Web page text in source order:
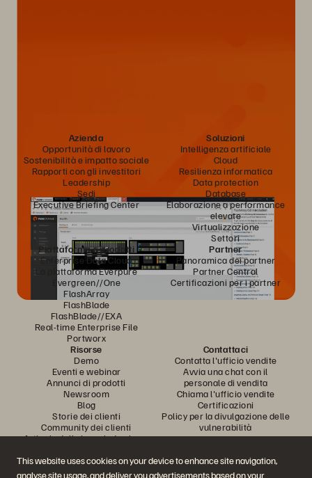
This website uses cookies on your device to enhance site navigation,
analyse site usage, and deliver you advertisements based on your
Azienda
Opportunità di lavoro
Sostenibilità e impatto sociale
Rapporti con gli investitori
Leadership
Sedi
Executive Briefing Center
Soluzioni
Intelligenza artificiale
Cloud
Resilienza informatica
Data protection
Database
Elaborazione a performance
elevate
Virtualizzazione
Settori
Piattaforma e prodotti
Enterprise Data Cloud
La piattaforma Everpure
Evergreen//One
FlashArray
FlashBlade
FlashBlade//EXA
Real-time Enterprise File
Portworx
Partner
Panoramica dei partner
Partner Central
Certificazioni per i partner
Risorse
Demo
Eventi e webinar
Annunci di prodotti
Newsroom
Blog
Storie dei clienti
Community dei clienti
Articolo della knowledge base
Contattaci
Contatta l'ufficio vendite
Avvia una chat con il
personale di vendita
Chiama l'ufficio vendite
Certificazioni
Policy per la divulgazione delle
vulnerabilità